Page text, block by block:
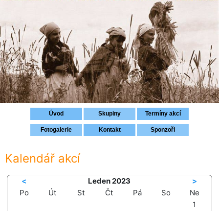
Přihlášení
Úvod Skupiny Termíny akcí
Fotogalerie Kontakt Sponzoři
Kalendář akcí
< Leden 2023
>
Po
Út St Čt Pá So
Ne
1